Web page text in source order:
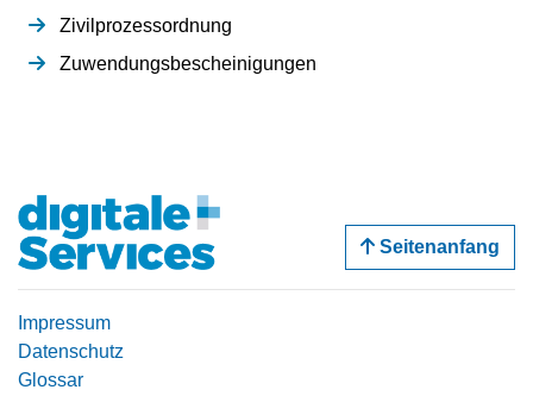
Zivilprozessordnung
Zuwendungsbescheinigungen
Seitenanfang
Impressum
Datenschutz
Glossar